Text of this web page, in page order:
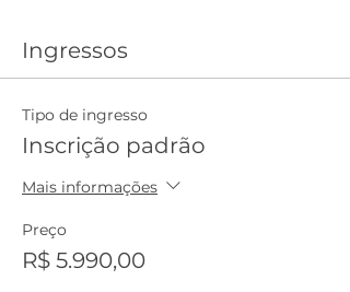
Ingressos
Tipo de ingresso
Inscrição padrão
Mais informações
Preço
R$ 5.990,00